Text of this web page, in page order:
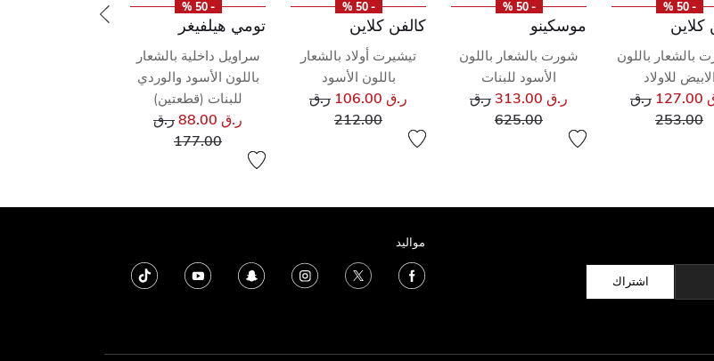
- 50 %
كلاين
بالشعار باللون
الابيض للاولاد
سعر مخفض من
ر.ق
253.00إلى
- 50 %
موسكينو
شورت بالشعار باللون
الأسود للبنات
ر.ق 313.00 سعر مخفض من
ر.ق
625.00إلى
- 50 %
كالفن كلاين
تيشيرت أولاد بالشعار
باللون الأسود
ر.ق 106.00 سعر مخفض من
ر.ق
212.00إلى
- 50 %
تومي هيلفيغر
سراويل داخلية بالشعار
باللون الأسود والوردي
للبنات (قطعتين)
ر.ق 88.00 سعر مخفض من
ر.ق
177.00إلى
اشتراك
مواليد